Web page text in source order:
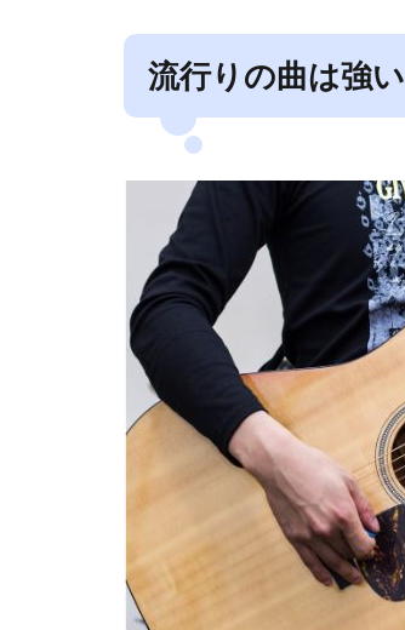
流行りの曲は強い